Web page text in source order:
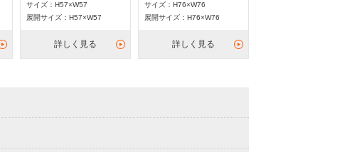
サイズ：H57×W57
展開サイズ：H57×W57
詳しく見る
サイズ：H76×W76
展開サイズ：H76×W76
詳しく見る